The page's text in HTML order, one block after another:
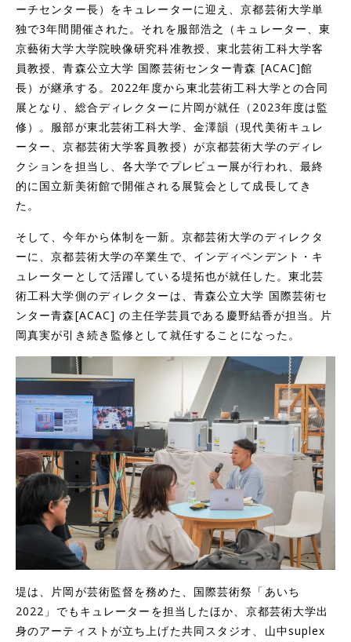
ーチセンター長）をキュレーターに迎え、京都芸術大学単
独で3年間開催された。それを服部浩之（キュレーター、東
京藝術大学大学院映像研究科准教授、東北芸術工科大学客
員教授、青森公立大学 国際芸術センター青森 [ACAC]館
長）が継承する。2022年度から東北芸術工科大学との合同
展となり、総合ディレクターに片岡が就任（2023年度は監
修）。服部が東北芸術工科大学、金澤韻（現代美術キュレ
ーター、京都芸術大学客員教授）が京都芸術大学のディレ
クションを担当し、各大学でプレビュー展が行われ、最終
的に国立新美術館で開催される展覧会として成長してき
た。
そして、今年から体制を一新。京都芸術大学のディレクタ
ーに、京都芸術大学の卒業生で、インディペンデント・キ
ュレーターとして活躍している堤拓也が就任した。東北芸
術工科大学側のディレクターは、青森公立大学 国際芸術セ
ンター青森[ACAC] の主任学芸員である慶野結香が担当。片
岡真実が引き続き監修として就任することになった。
堤は、片岡が芸術監督を務めた、国際芸術祭「あいち
2022」でもキュレーターを担当したほか、京都芸術大学出
身のアーティストが立ち上げた共同スタジオ、山中suplex